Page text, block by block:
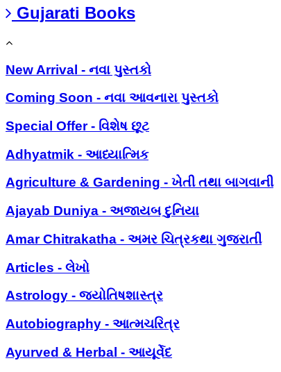
Gujarati Books
New Arrival - નવા પુસ્તકો
Coming Soon - નવા આવનારા પુસ્તકો
Special Offer - વિશેષ છૂટ
Adhyatmik - આધ્યાત્મિક
Agriculture & Gardening - ખેતી તથા બાગવાની
Ajayab Duniya - અજાયબ દુનિયા
Amar Chitrakatha - અમર ચિત્રકથા ગુજરાતી
Articles - લેખો
Astrology - જ્યોતિષશાસ્ત્ર
Autobiography - આત્મચરિત્ર
Ayurved & Herbal - આયૂર્વેદ